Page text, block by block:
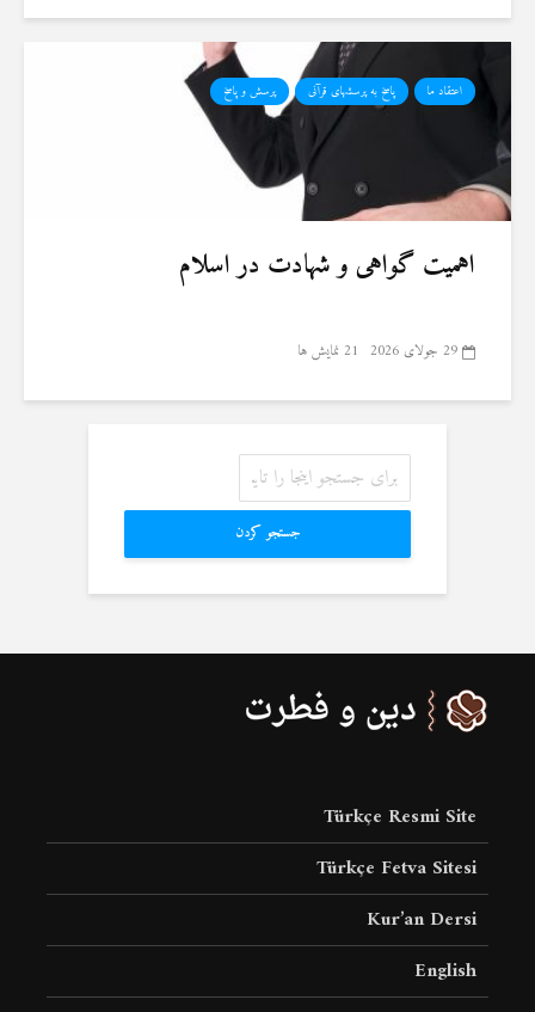
اعتقاد ما پاسخ به پرسشهای قرآنی پرسش و پاسخ
اهمیت گواهی و شهادت در اسلام
29 جولای 2026 21 نمایش ها
جستجو کردن
Türkçe Resmi Site
Türkçe Fetva Sitesi
Kur’an Dersi
English